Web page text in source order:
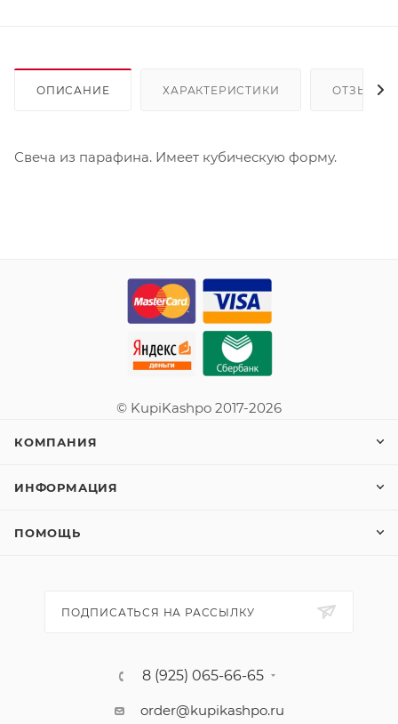
ОПИСАНИЕ ХАРАКТЕРИСТИКИ ОТЗЫВЫ
Свеча из парафина. Имеет кубическую форму.
© KupiKashpo 2017-2026
КОМПАНИЯ
ИНФОРМАЦИЯ
ПОМОЩЬ
ПОДПИСАТЬСЯ НА РАССЫЛКУ
8 (925) 065-66-65
order@kupikashpo.ru